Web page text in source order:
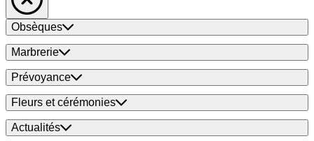
Obsèques
Marbrerie
Prévoyance
Fleurs et cérémonies
Actualités